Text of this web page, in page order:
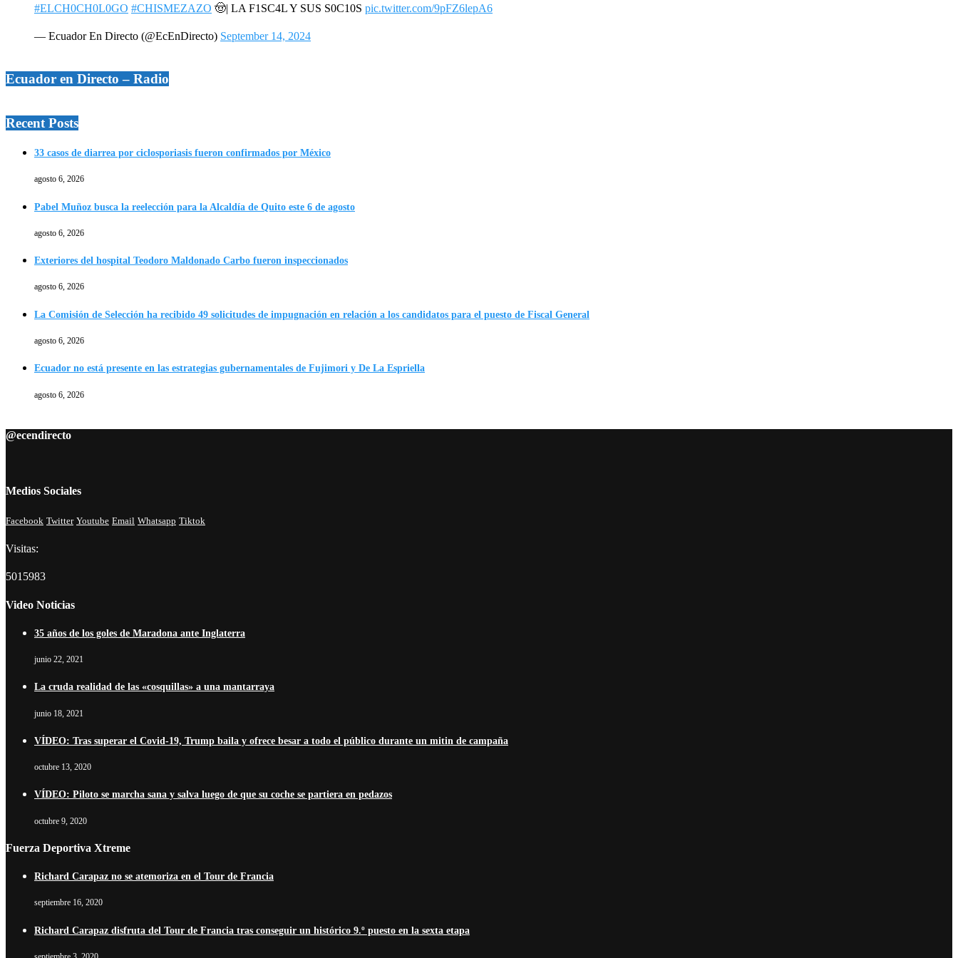
#ELCH0CH0L0GO #CHISMEZAZO 🤠| LA F1SC4L Y SUS S0C10S pic.twitter.com/9pFZ6lepA6
— Ecuador En Directo (@EcEnDirecto) September 14, 2024
Ecuador en Directo – Radio
Recent Posts
33 casos de diarrea por ciclosporiasis fueron confirmados por México
agosto 6, 2026
Pabel Muñoz busca la reelección para la Alcaldía de Quito este 6 de agosto
agosto 6, 2026
Exteriores del hospital Teodoro Maldonado Carbo fueron inspeccionados
agosto 6, 2026
La Comisión de Selección ha recibido 49 solicitudes de impugnación en relación a los candidatos para el puesto de Fiscal General
agosto 6, 2026
Ecuador no está presente en las estrategias gubernamentales de Fujimori y De La Espriella
agosto 6, 2026
@ecendirecto
Medios Sociales
Facebook Twitter Youtube Email Whatsapp Tiktok
Visitas:
5015983
Video Noticias
35 años de los goles de Maradona ante Inglaterra
junio 22, 2021
La cruda realidad de las «cosquillas» a una mantarraya
junio 18, 2021
VÍDEO: Tras superar el Covid-19, Trump baila y ofrece besar a todo el público durante un mitin de campaña
octubre 13, 2020
VÍDEO: Piloto se marcha sana y salva luego de que su coche se partiera en pedazos
octubre 9, 2020
Fuerza Deportiva Xtreme
Richard Carapaz no se atemoriza en el Tour de Francia
septiembre 16, 2020
Richard Carapaz disfruta del Tour de Francia tras conseguir un histórico 9.º puesto en la sexta etapa